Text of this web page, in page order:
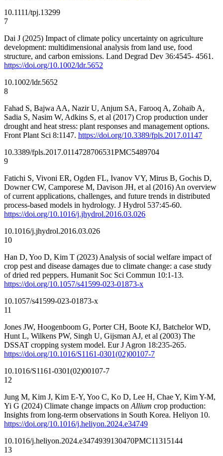
10.1111/tpj.13299
7
Dai J (2025) Impact of climate policy uncertainty on agriculture
development: multidimensional analysis from land use, food
structure, and carbon emissions. Land Degrad Dev 36:4545- 4561.
https://doi.org/10.1002/ldr.5652
10.1002/ldr.5652
8
Fahad S, Bajwa AA, Nazir U, Anjum SA, Farooq A, Zohaib A,
Sadia S, Nasim W, Adkins S, et al (2017) Crop production under
drought and heat stress: plant responses and management options.
Front Plant Sci 8:1147. https://doi.org/10.3389/fpls.2017.01147
10.3389/fpls.2017.0114728706531PMC5489704
9
Fatichi S, Vivoni ER, Ogden FL, Ivanov VY, Mirus B, Gochis D,
Downer CW, Camporese M, Davison JH, et al (2016) An overview
of current applications, challenges, and future trends in distributed
process-based models in hydrology. J Hydrol 537:45-60.
https://doi.org/10.1016/j.jhydrol.2016.03.026
10.1016/j.jhydrol.2016.03.026
10
Han D, Yoo D, Kim T (2023) Analysis of social welfare impact of
crop pest and disease damages due to climate change: a case study
of dried red peppers. Humanit Soc Sci Commun 10:1-13.
https://doi.org/10.1057/s41599-023-01873-x
10.1057/s41599-023-01873-x
11
Jones JW, Hoogenboom G, Porter CH, Boote KJ, Batchelor WD,
Hunt L, Wilkens PW, Singh U, Gijsman AJ, et al (2003) The
DSSAT cropping system model. Eur J Agron 18:235-265.
https://doi.org/10.1016/S1161-0301(02)00107-7
10.1016/S1161-0301(02)00107-7
12
Jung M, Kim J, Kim E-Y, Yoo C, Ko D, Lee H, Chae Y, Kim Y-M,
Yi G (2024) Climate change impacts on Allium crop production:
Insights from long-term observations in South Korea. Heliyon 10.
https://doi.org/10.1016/j.heliyon.2024.e34749
10.1016/j.heliyon.2024.e3474939130470PMC11315144
13